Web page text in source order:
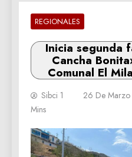
REGIONALES
Inicia segunda
Cancha
Comunal El
Sibci 1 26 De
Mins